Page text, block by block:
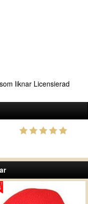
liknar Licensierad